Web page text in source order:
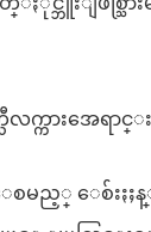
က္ကားအေရာင္
စမည့္ ေစ်းႏႈ